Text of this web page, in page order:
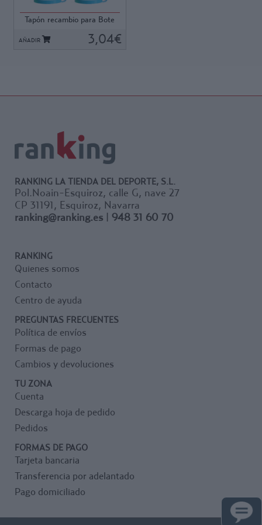
indicador lateral para ver el
nivel de líquido que contiene.
Posee una amplia boca que
facilita la introducción de la
Tapón recambio para Bote
Agua Fitness. S...
AÑADIR 3,04€
ml.
Se suministra en set de 6
uds.
RANKING LA TIENDA DEL DEPORTE, S.L.
Pol.Noain-Esquiroz, calle G, nave 27
CP 31191, Esquiroz, Navarra
ranking@ranking.es
948 31 60 70
RANKING
Quienes somos
Contacto
Centro de ayuda
PREGUNTAS FRECUENTES
Política de envíos
Formas de pago
Cambios y devoluciones
TU ZONA
Cuenta
Descarga hoja de pedido
Pedidos
FORMAS DE PAGO
Tarjeta bancaria
Transferencia por adelantado
Pago domiciliado